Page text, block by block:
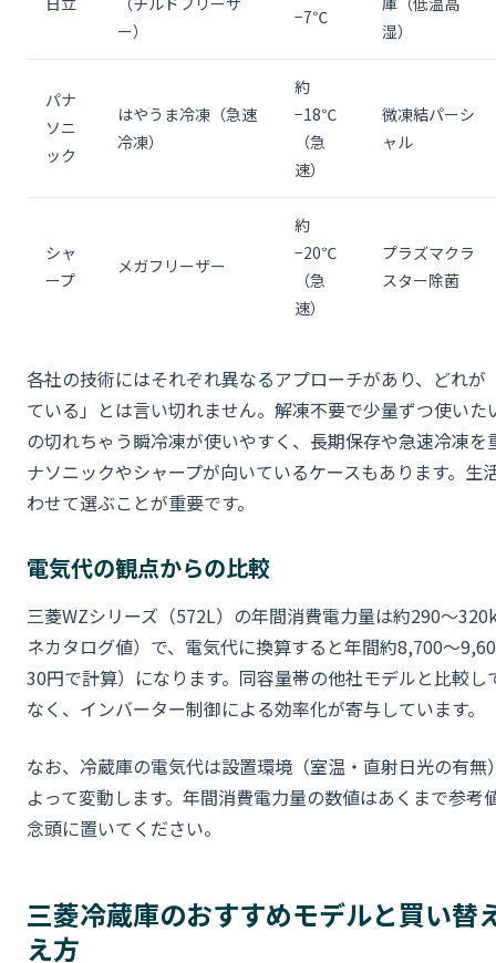
ー）
−7℃
湿）
パナ
ソニ
ック
はやうま冷凍（急速
冷凍）
約
−18℃
（急
速）
微凍結パーシ
ャル
シャ
ープ
メガフリーザー
約
−20℃
（急
速）
プラズマクラ
スター除菌
各社の技術にはそれぞれ異なるアプローチがあり、どれが
ている」とは言い切れません。解凍不要で少量ずつ使いた
の切れちゃう瞬冷凍が使いやすく、長期保存や急速冷凍を
ナソニックやシャープが向いているケースもあります。生
わせて選ぶことが重要です。
電気代の観点からの比較
三菱WZシリーズ（572L）の年間消費電力量は約290〜
ネカタログ値）で、電気代に換算すると年間約8,700〜
30円で計算）になります。同容量帯の他社モデルと比較し
なく、インバーター制御による効率化が寄与しています。
なお、冷蔵庫の電気代は設置環境（室温・直射日光の有無
よって変動します。年間消費電力量の数値はあくまで参考
念頭に置いてください。
三菱冷蔵庫のおすすめモデルと買い替
え方